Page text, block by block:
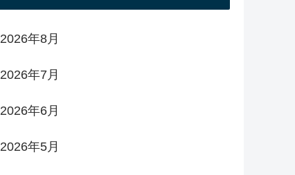
2026年8月
2026年7月
2026年6月
2026年5月